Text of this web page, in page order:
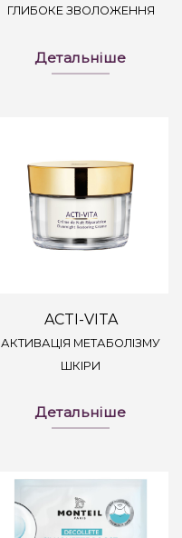
ГЛИБОКЕ ЗВОЛОЖЕННЯ
Детальніше
ACTI-VITA
АКТИВАЦІЯ МЕТАБОЛІЗМУ
ШКІРИ
Детальніше